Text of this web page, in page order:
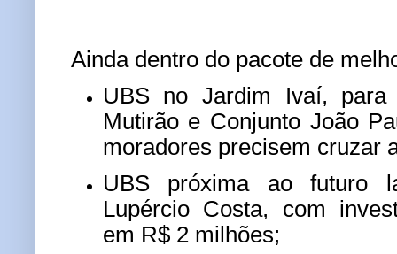
Ainda dentro do pacote de
UBS no Jardim Ivaí, para
Mutirão e Conjunto João
moradores precisem cruzar
UBS próxima ao futuro
Lupércio Costa, com
em R$ 2 milhões;